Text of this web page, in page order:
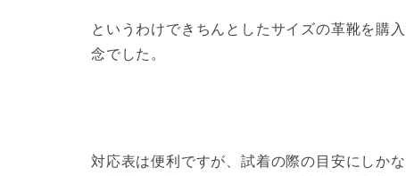
というわけできちんとしたサイズの革靴を購
念でした。
対応表は便利ですが、 試着の際の目安にしか